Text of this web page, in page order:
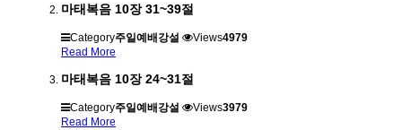
마태복음 10장 31~39절
Category주일예배강설 Views4979
Read More
마태복음 10장 24~31절
Category주일예배강설 Views3979
Read More